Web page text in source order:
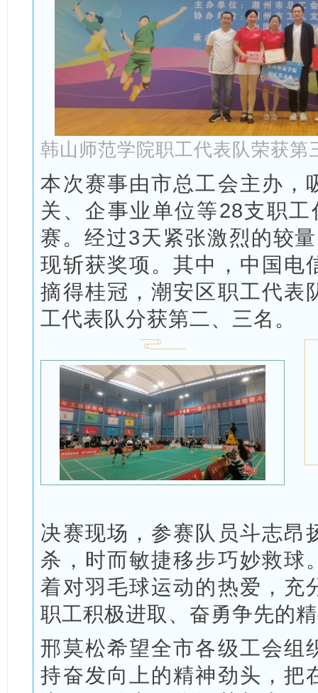
韩山师范学院职工代表队荣获第
本次赛事由市总工会主办，
关、企事业单位等28支职
赛。经过3天紧张激烈的较
现斩获奖项。其中，中国电
摘得桂冠，潮安区职工代表
工代表队分获第二、三名。
决赛现场，参赛队员斗志昂
杀，时而敏捷移步巧妙救球
着对羽毛球运动的热爱，充
职工积极进取、奋勇争先的
邢莫松希望全市各级工会组
持奋发向上的精神劲头，把